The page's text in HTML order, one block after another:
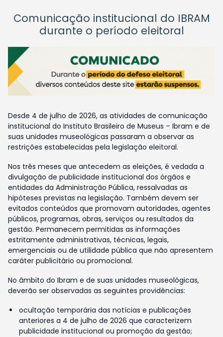
Comunicação institucional do IBRAM
durante o período eleitoral
Desde 4 de julho de 2026, as atividades de comunicação
institucional do Instituto Brasileiro de Museus – Ibram e de
suas unidades museológicas passaram a observar as
restrições estabelecidas pela legislação eleitoral.
Nos três meses que antecedem as eleições, é vedada a
divulgação de publicidade institucional dos órgãos e
entidades da Administração Pública, ressalvadas as
hipóteses previstas na legislação. Também devem ser
evitados conteúdos que promovam autoridades, agentes
públicos, programas, obras, serviços ou resultados da
gestão. Permanecem permitidas as informações
estritamente administrativas, técnicas, legais,
emergenciais ou de utilidade pública que não apresentem
caráter publicitário ou promocional.
No âmbito do Ibram e de suas unidades museológicas,
deverão ser observadas as seguintes providências:
ocultação temporária das notícias e publicações
anteriores a 4 de julho de 2026 que caracterizem
publicidade institucional ou promoção da gestão;